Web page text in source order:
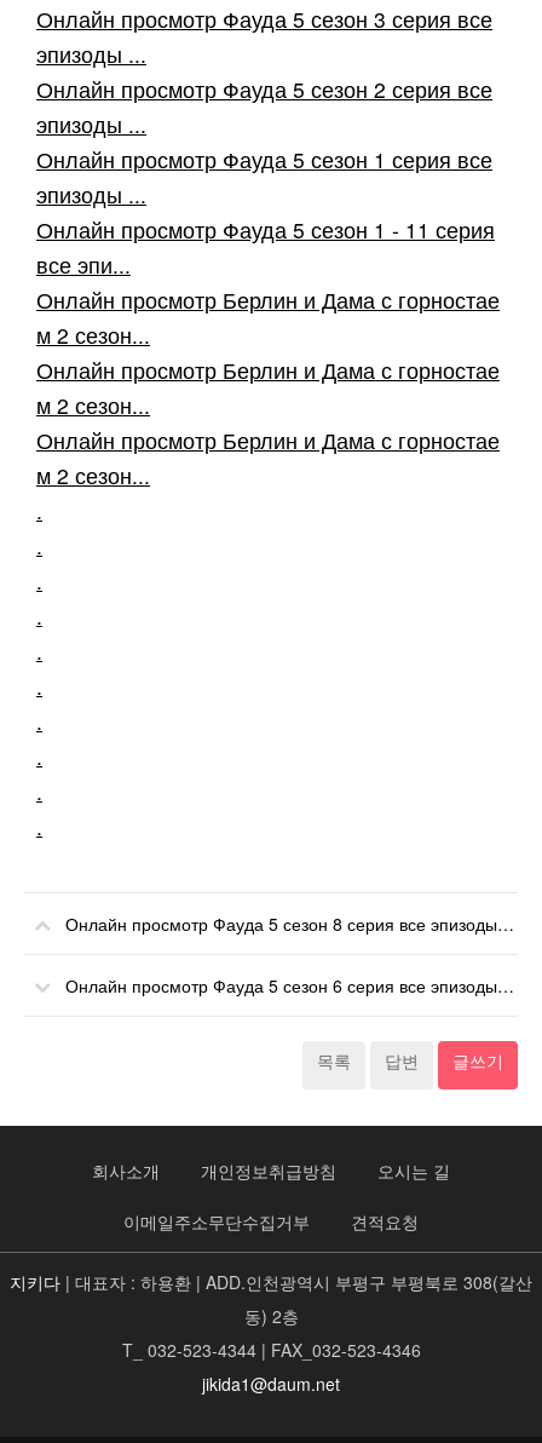
Онлайн просмотр Фауда 5 сезон 3 серия все
эпизоды ...
Онлайн просмотр Фауда 5 сезон 2 серия все
эпизоды ...
Онлайн просмотр Фауда 5 сезон 1 серия все
эпизоды ...
Онлайн просмотр Фауда 5 сезон 1 - 11 серия
все эпи...
Онлайн просмотр Берлин и Дама с горностае
м 2 сезон...
Онлайн просмотр Берлин и Дама с горностае
м 2 сезон...
Онлайн просмотр Берлин и Дама с горностае
м 2 сезон...
.
.
.
.
.
.
.
.
.
.
Онлайн просмотр Фауда 5 сезон 8 серия все эпизоды онлайн
Онлайн просмотр Фауда 5 сезон 6 серия все эпизоды онлайн
목록 답변 글쓰기
회사소개 개인정보취급방침 오시는 길
이메일주소무단수집거부 견적요청
지키다 | 대표자 : 하용환 | ADD.인천광역시 부평구 부평북로 308(갈산
동) 2층
T_ 032-523-4344 | FAX_032-523-4346
jikida1@daum.net